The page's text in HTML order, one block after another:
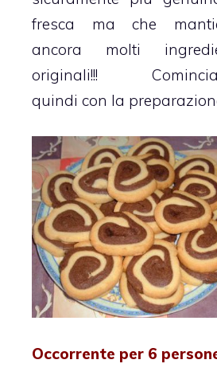
fresca ma che
ancora molti
originali!!!
quindi con la
Occorrente per 6